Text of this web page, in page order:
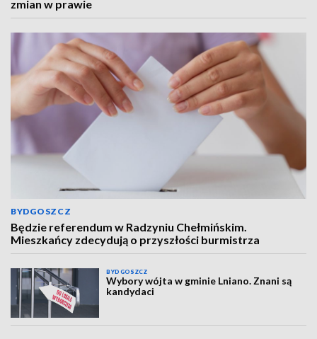
zmian w prawie
BYDGOSZCZ
Będzie referendum w Radzyniu Chełmińskim.
Mieszkańcy zdecydują o przyszłości burmistrza
BYDGOSZCZ
Wybory wójta w gminie Lniano. Znani są
kandydaci